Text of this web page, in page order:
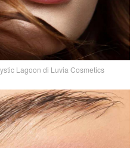
Lagoon di Luvia Cosmetics